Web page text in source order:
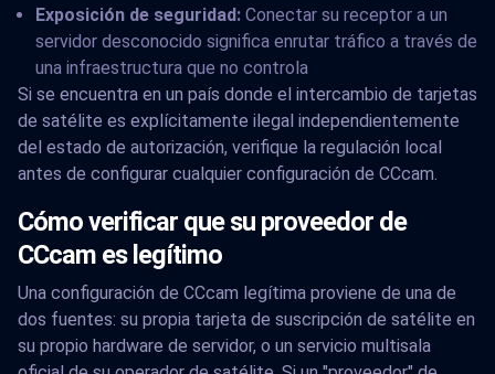
Exposición de seguridad: Conectar su receptor a un
servidor desconocido significa enrutar tráfico a través de
una infraestructura que no controla
Si se encuentra en un país donde el intercambio de tarjetas
de satélite es explícitamente ilegal independientemente
del estado de autorización, verifique la regulación local
antes de configurar cualquier configuración de CCcam.
Cómo verificar que su proveedor de
CCcam es legítimo
Una configuración de CCcam legítima proviene de una de
dos fuentes: su propia tarjeta de suscripción de satélite en
su propio hardware de servidor, o un servicio multisala